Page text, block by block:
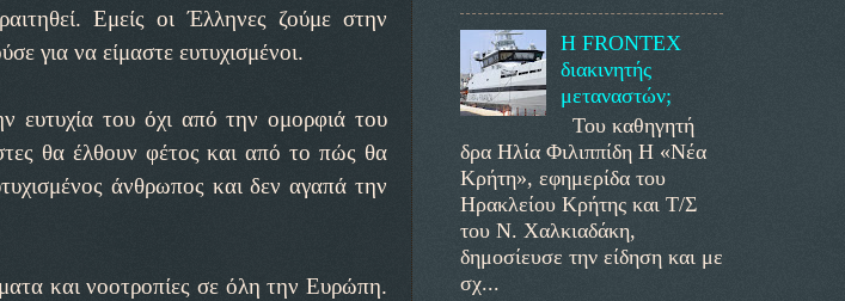
Εμείς οι Έλληνες ζούμε στην
για να είμαστε ευτυχισμένοι.
ευτυχία του όχι από την ομορφιά του
θα έλθουν φέτος και από το πώς θα
άνθρωπος και δεν αγαπά την
και νοοτροπίες σε όλη την Ευρώπη.
Η FRONTEX
διακινητής
μεταναστών;
Του καθηγητή
δρα Ηλία Φιλιππίδη Η «Νέα
Κρήτη», εφημερίδα του
Ηρακλείου Κρήτης και Τ/Σ
του Ν. Χαλκιαδάκη,
δημοσίευσε την είδηση και με
σχ...